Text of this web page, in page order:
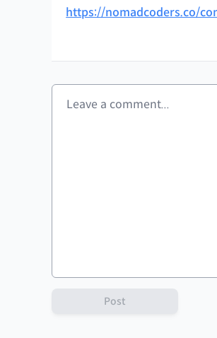
https://nomadcoders.co/
Post